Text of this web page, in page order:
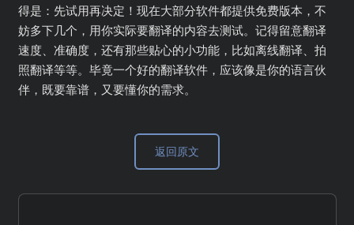
得是：先试用再决定！现在大部分软件都提供免费版本，不
妨多下几个，用你实际要翻译的内容去测试。记得留意翻译
速度、准确度，还有那些贴心的小功能，比如离线翻译、拍
照翻译等等。毕竟一个好的翻译软件，应该像是你的语言伙
伴，既要靠谱，又要懂你的需求。
返回原文